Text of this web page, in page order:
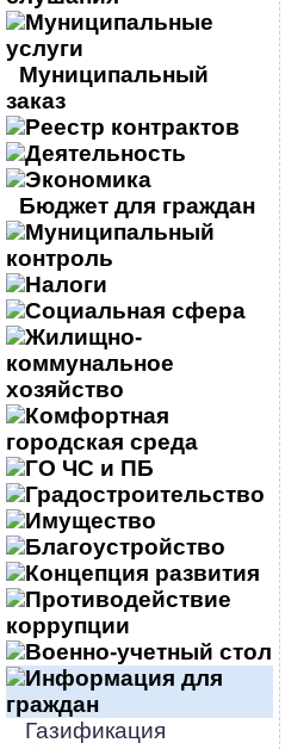
Муниципальные
услуги
Муниципальный
заказ
Реестр контрактов
Деятельность
Экономика
Бюджет для граждан
Муниципальный
контроль
Налоги
Социальная сфера
Жилищно-
коммунальное
хозяйство
Комфортная
городская среда
ГО ЧС и ПБ
Градостроительство
Имущество
Благоустройство
Концепция развития
Противодействие
коррупции
Военно-учетный стол
Информация для
граждан
Газификация